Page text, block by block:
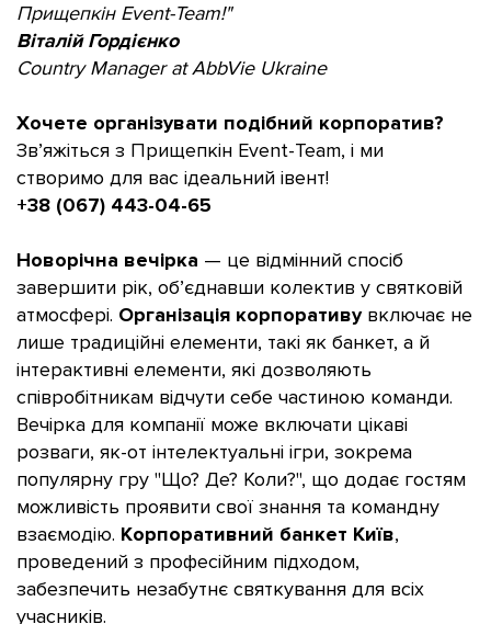
Прищепкін Event-Team!"
Віталій Гордієнко
Country Manager at AbbVie Ukraine
Хочете організувати подібний корпоратив?
Зв’яжіться з Прищепкін Event-Team, і ми
створимо для вас ідеальний івент!
+38 (067) 443-04-65
Новорічна вечірка — це відмінний спосіб
завершити рік, об’єднавши колектив у святковій
атмосфері. Організація корпоративувключає не
лише традиційні елементи, такі як банкет, а й
інтерактивні елементи, які дозволяють
співробітникам відчути себе частиною команди.
Вечірка для компанії може включати цікаві
розваги, як-от інтелектуальні ігри, зокрема
популярну гру "Що? Де? Коли?", що додає гостям
можливість проявити свої знання та командну
взаємодію. Корпоративний банкет Київ,
проведений з професійним підходом,
забезпечить незабутнє святкування для всіх
учасників.